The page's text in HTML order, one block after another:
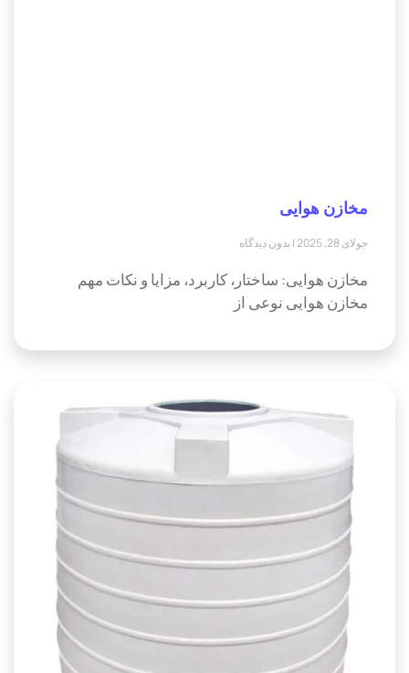
مخازن هوایی
جولای 28, 2025 بدون دیدگاه
مخازن هوایی: ساختار، کاربرد، مزایا و نکات مهم
مخازن هوایی نوعی از